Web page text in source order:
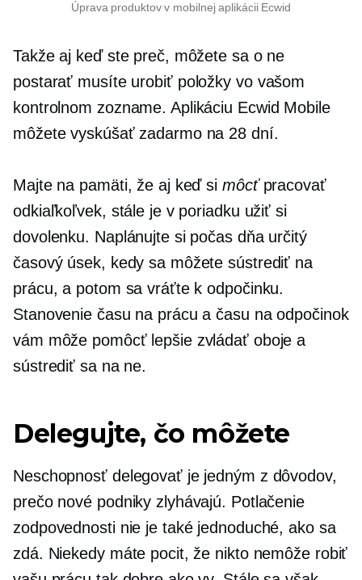
Úprava produktov v mobilnej aplikácii Ecwid
Takže aj keď ste preč, môžete sa o ne
postarať musíte urobiťpoložky vo vašom
kontrolnom zozname. Aplikáciu Ecwid Mobile
môžete vyskúšať zadarmo na 28 dní.
Majte na pamäti, že aj keď si môcťpracovať
odkiaľkoľvek, stále je v poriadku užiť si
dovolenku. Naplánujte si počas dňa určitý
časový úsek, kedy sa môžete sústrediť na
prácu, a potom sa vráťte k odpočinku.
Stanovenie času na prácu a času na odpočinok
vám môže pomôcť lepšie zvládať oboje a
sústrediť sa na ne.
Delegujte, čo môžete
Neschopnosť delegovať je jedným z dôvodov,
prečo nové podniky zlyhávajú. Potlačenie
zodpovednosti nie je také jednoduché, ako sa
zdá. Niekedy máte pocit, že nikto nemôže robiť